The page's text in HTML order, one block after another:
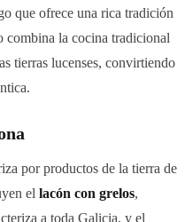
que ofrece una rica tradición
combina la cocina tradicional
tierras lucenses, convirtiendo
por productos de la tierra de
el lacón con grelos,
a toda Galicia, y el